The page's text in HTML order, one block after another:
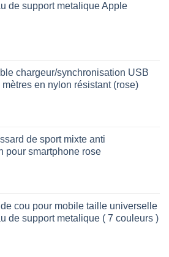
de support metalique Apple
chargeur/synchronisation USB
en nylon résistant (rose)
de sport mixte anti
pour smartphone rose
cou pour mobile taille universelle
de support metalique ( 7 couleurs )